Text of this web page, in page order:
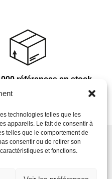
technologies telles que les
appareils. Le fait de consentir à
telles que le comportement de
consentir ou de retirer son
et fonctions.
références en stock